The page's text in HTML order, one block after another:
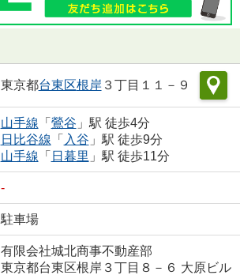
東京都台東区根岸 ３丁目１１－９
山手線 「 鶯谷 」駅 徒歩4分
日比谷線 「 入谷 」駅 徒歩9分
山手線 「 日暮里 」駅 徒歩11分
-
駐車場
有限会社城北商事不動産部
東京都台東区根岸３丁目８－６ 大原ビル